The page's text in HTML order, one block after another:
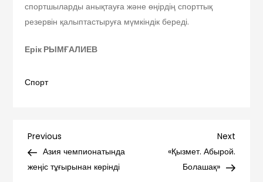
спортшыларды анықтауға және өңірдің спорттық
резервін қалыптастыруға мүмкіндік береді.
Ерік РЫМҒАЛИЕВ
Спорт
Навигация
по
Previous
Post
Previous
Азия чемпионатында
жеңіс тұғырынан көрінді
Next
Post
Next
«Қызмет. Абырой.
Болашақ»